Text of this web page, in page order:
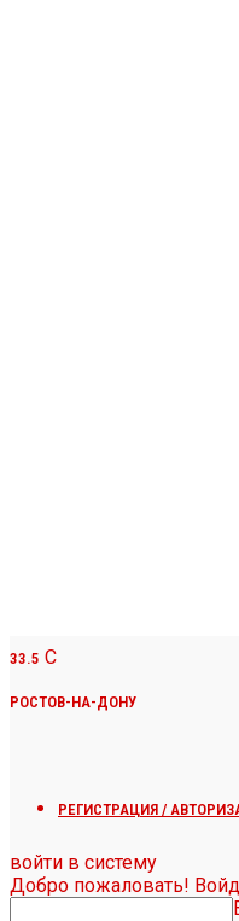
33.5 C
РОСТОВ-НА-ДОНУ
РЕГИСТРАЦИЯ /
войти в систему
Добро пожаловать!